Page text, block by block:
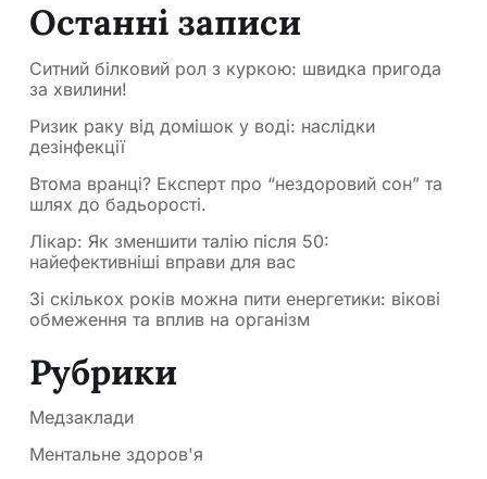
Останні записи
Ситний білковий рол з куркою: швидка пригода
за хвилини!
Ризик раку від домішок у воді: наслідки
дезінфекції
Втома вранці? Експерт про “нездоровий сон” та
шлях до бадьорості.
Лікар: Як зменшити талію після 50:
найефективніші вправи для вас
Зі скількох років можна пити енергетики: вікові
обмеження та вплив на організм
Рубрики
Медзаклади
Ментальне здоров'я